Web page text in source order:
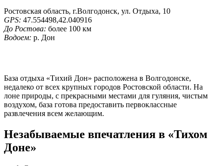
Ростовская область, г.Волгодонск, ул. Отдыха, 10
GPS: 47.554498,42.040916
До Ростова: более 100 км
Водоем: р. Дон
База отдыха «Тихий Дон» расположена в Волгодонске,
недалеко от всех крупных городов Ростовской области. На
лоне природы, с прекрасными местами для гуляния, чистым
воздухом, база готова предоставить первоклассные
развлечения всем желающим.
Незабываемые впечатления в «Тихом
Доне»